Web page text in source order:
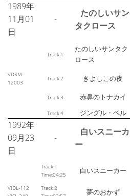
1989年
11月01
日
-
たのしいサン
タクロース
Track:1
たのしいサンタク
ロース
VDRM-
12003
Track:2 きよしこの夜
Track:3 赤鼻のトナカイ
Track:4 ジングル・ベル
1992年
09月23
日
-
白いスニーカ
ー
Track:1
Time:04:25
白いスニーカー
VIDL-112
Track:2
夢のおかず